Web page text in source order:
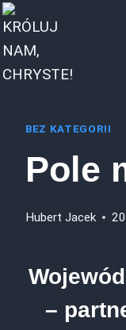
Przejdź
do
treści
BEZ KATEGORII
Pole
Hubert Jacek
–